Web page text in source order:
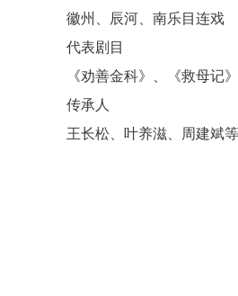
徽州、辰河、南乐目连戏
代表剧目
《劝善金科》 、《救母记》
传承人
王长松、 叶养滋、周建斌等